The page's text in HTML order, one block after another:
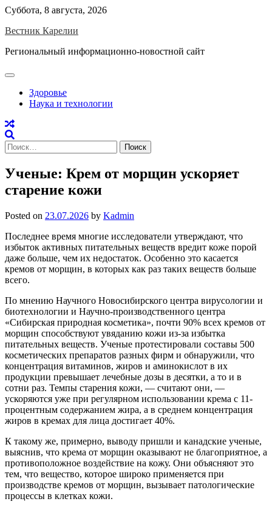
Skip
content
Суббота, 8 августа, 2026
Вестник Карелии
Региональный информационно-новостной сайт
Здоровье
Наука и технологии
Найти:
Ученые: Крем от морщин ускоряет
старение кожи
Posted on 23.07.2026 by Kadmin
Последнее время многие исследователи утверждают, что
избыток активных питательных веществ вредит коже порой
даже больше, чем их недостаток. Особенно это касается
кремов от морщин, в которых как раз таких веществ больше
всего.
По мнению Научного Новосибирского центра вирусологии и
биотехнологии и Научно-производственного центра
«Сибирская природная косметика», почти 90% всех кремов от
морщин способствуют увяданию кожи из-за избытка
питательных веществ. Ученые протестировали составы 500
косметических препаратов разных фирм и обнаружили, что
концентрация витаминов, жиров и аминокислот в их
продукции превышает лечебные дозы в десятки, а то и в
сотни раз. Темпы старения кожи, — считают они, —
ускоряются уже при регулярном использовании крема с 11-
процентным содержанием жира, а в среднем концентрация
жиров в кремах для лица достигает 40%.
К такому же, примерно, выводу пришли и канадские ученые,
выяснив, что крема от морщин оказывают не благоприятное, а
противоположное воздействие на кожу. Они объясняют это
тем, что вещество, которое широко применяется при
производстве кремов от морщин, вызывает патологические
процессы в клетках кожи.